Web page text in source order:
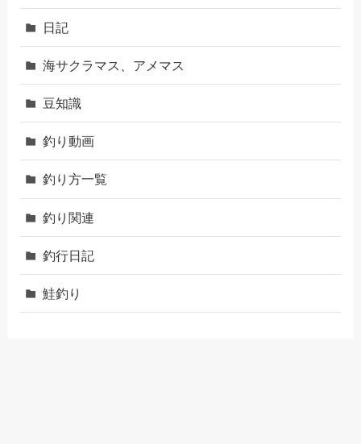
日記
海サクラマス、アメマス
豆知識
釣り動画
釣り方一覧
釣り関連
釣行日記
鮭釣り